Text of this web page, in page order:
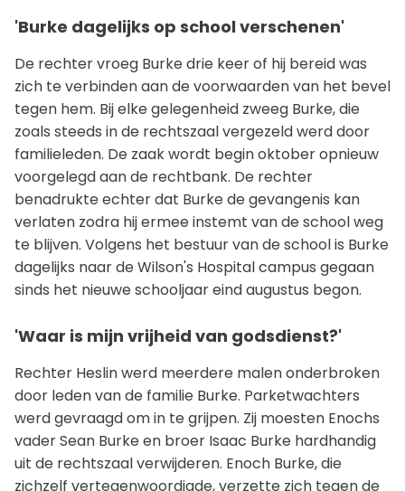
'Burke dagelijks op school verschenen'
De rechter vroeg Burke drie keer of hij bereid was
zich te verbinden aan de voorwaarden van het bevel
tegen hem. Bij elke gelegenheid zweeg Burke, die
zoals steeds in de rechtszaal vergezeld werd door
familieleden. De zaak wordt begin oktober opnieuw
voorgelegd aan de rechtbank. De rechter
benadrukte echter dat Burke de gevangenis kan
verlaten zodra hij ermee instemt van de school weg
te blijven. Volgens het bestuur van de school is Burke
dagelijks naar de Wilson's Hospital campus gegaan
sinds het nieuwe schooljaar eind augustus begon.
'Waar is mijn vrijheid van godsdienst?'
Rechter Heslin werd meerdere malen onderbroken
door leden van de familie Burke. Parketwachters
werd gevraagd om in te grijpen. Zij moesten Enochs
vader Sean Burke en broer Isaac Burke hardhandig
uit de rechtszaal verwijderen. Enoch Burke, die
zichzelf vertegenwoordigde, verzette zich tegen de